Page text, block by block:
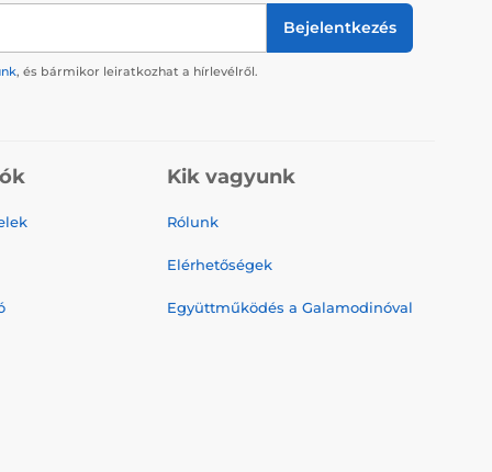
Bejelentkezés
, és bármikor leiratkozhat a hírlevélről.
Kik vagyunk
Rólunk
Elérhetőségek
Együttműködés a Galamodinóval